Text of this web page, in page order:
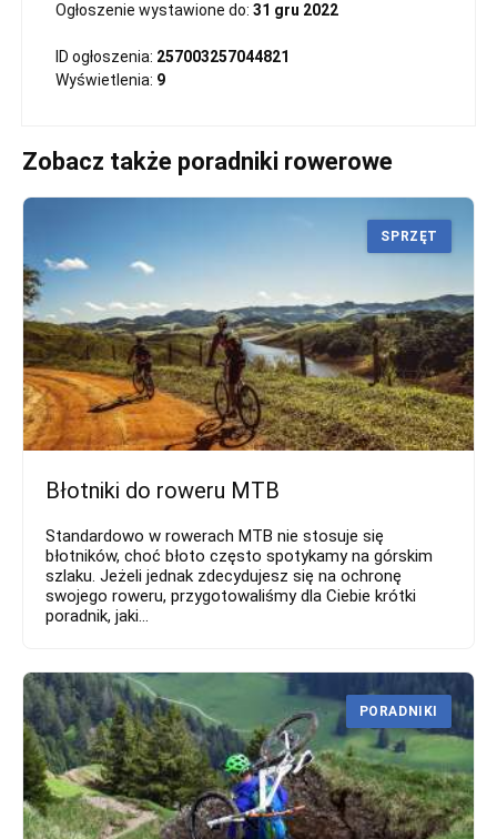
Ogłoszenie wystawione do: 31 gru 2022
ID ogłoszenia: 257003257044821
Wyświetlenia: 9
Zobacz także poradniki rowerowe
Błotniki do roweru MTB
Standardowo w rowerach MTB nie stosuje się
błotników, choć błoto często spotykamy na górskim
szlaku. Jeżeli jednak zdecydujesz się na ochronę
swojego roweru, przygotowaliśmy dla Ciebie krótki
poradnik, jaki...
SPRZĘT
PORADNIKI